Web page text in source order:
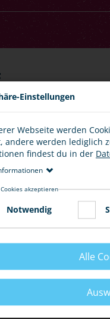
Erwerben und Besitzen
oder eine andere
gemäß dem
grundsätzlich für Kinder
es ist verboten, diese
sich nach den
Einstellungen
Webseite werden
andere werden lediglich
findest du in der
akzeptieren
Notwendig
Alle